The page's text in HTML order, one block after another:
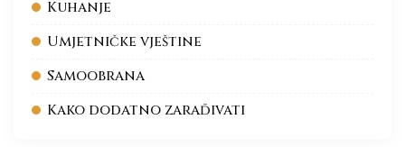
Kuhanje
Umjetničke vještine
Samoobrana
Kako dodatno zarađivati